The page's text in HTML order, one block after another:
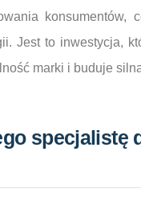
Jest to inwestycja,
marki i buduje
specjalistę